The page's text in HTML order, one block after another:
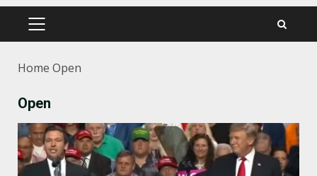
PRIMÄRES
Home Open
Open